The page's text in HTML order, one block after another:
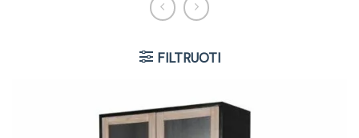
FILTRUOTI